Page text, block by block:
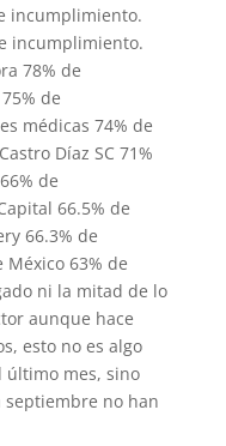
incumplimiento.
incumplimiento.
78% de
de
médicas 74% de
Díaz SC 71%
de
66.5% de
66.3% de
63% de
ni la mitad de lo
aunque hace
esto no es algo
último mes, sino
no han